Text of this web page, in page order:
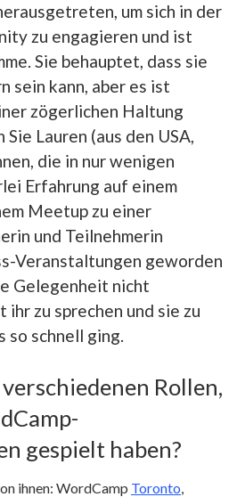
um sich in der
zu engagieren und ist
Sie behauptet, dass sie
sein kann, aber es ist
zögerlichen Haltung
Lauren (aus den USA,
die in nur wenigen
Erfahrung auf einem
Meetup zu einer
und Teilnehmerin
Veranstaltungen geworden
Gelegenheit nicht
ihr zu sprechen und sie zu
so schnell ging.
Rollen,
gespielt haben?
ihnen: WordCamp Toronto,